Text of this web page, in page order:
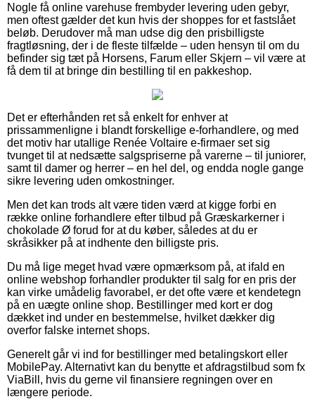
Nogle få online varehuse frembyder levering uden gebyr,
men oftest gælder det kun hvis der shoppes for et fastslået
beløb. Derudover må man udse dig den prisbilligste
fragtløsning, der i de fleste tilfælde – uden hensyn til om du
befinder sig tæt på Horsens, Farum eller Skjern – vil være at
få dem til at bringe din bestilling til en pakkeshop.
Det er efterhånden ret så enkelt for enhver at
prissammenligne i blandt forskellige e-forhandlere, og med
det motiv har utallige Renée Voltaire e-firmaer set sig
tvunget til at nedsætte salgspriserne på varerne – til juniorer,
samt til damer og herrer – en hel del, og endda nogle gange
sikre levering uden omkostninger.
Men det kan trods alt være tiden værd at kigge forbi en
række online forhandlere efter tilbud på Græskarkerner i
chokolade Ø forud for at du køber, således at du er
skråsikker på at indhente den billigste pris.
Du må lige meget hvad være opmærksom på, at ifald en
online webshop forhandler produkter til salg for en pris der
kan virke umådelig favorabel, er det ofte være et kendetegn
på en uægte online shop. Bestillinger med kort er dog
dækket ind under en bestemmelse, hvilket dækker dig
overfor falske internet shops.
Generelt går vi ind for bestillinger med betalingskort eller
MobilePay. Alternativt kan du benytte et afdragstilbud som fx
ViaBill, hvis du gerne vil finansiere regningen over en
længere periode.